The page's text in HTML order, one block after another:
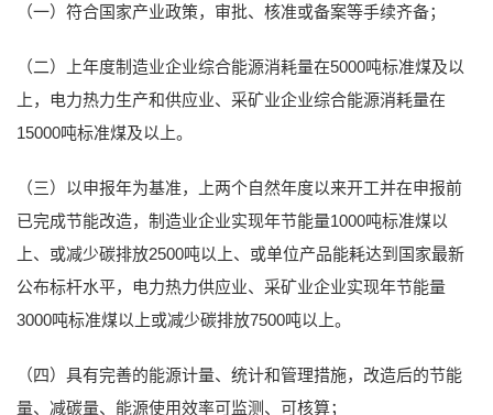
（一）符合国家产业政策，审批、核准或备案等手续齐备；
（二）上年度制造业企业综合能源消耗量在5000吨标准煤及以
上，电力热力生产和供应业、采矿业企业综合能源消耗量在
15000吨标准煤及以上。
（三）以申报年为基准，上两个自然年度以来开工并在申报前
已完成节能改造，制造业企业实现年节能量1000吨标准煤以
上、或减少碳排放2500吨以上、或单位产品能耗达到国家最新
公布标杆水平，电力热力供应业、采矿业企业实现年节能量
3000吨标准煤以上或减少碳排放7500吨以上。
（四）具有完善的能源计量、统计和管理措施，改造后的节能
量、减碳量、能源使用效率可监测、可核算；